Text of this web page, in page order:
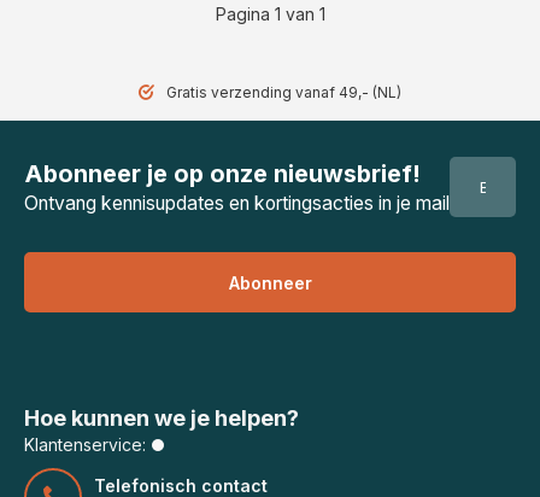
Pagina 1 van 1
Gratis verzending vanaf 49,- (NL)
Abonneer je op onze nieuwsbrief!
Ontvang kennisupdates en kortingsacties in je mail
Abonneer
Hoe kunnen we je helpen?
Klantenservice:
Telefonisch contact